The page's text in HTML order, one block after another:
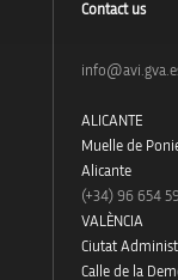
Contact us
ALICANTE
Muelle de
Alicante
(+34) 96 654
VALÈNCIA
Ciutat
Calle de la